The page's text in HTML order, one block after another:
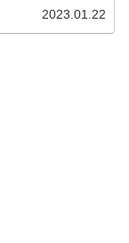
2023.01.22